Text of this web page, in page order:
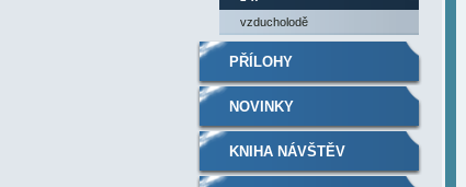
vzducholodě
PŘÍLOHY
NOVINKY
KNIHA NÁVŠTĚV